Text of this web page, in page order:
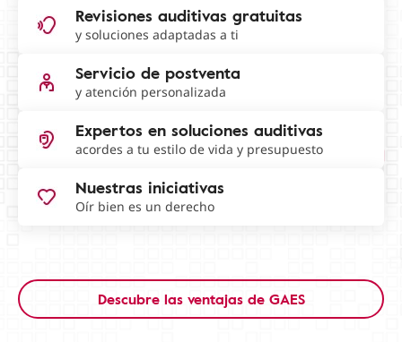
Revisiones auditivas gratuitas
y soluciones adaptadas a ti
Servicio de postventa
y atención personalizada
Expertos en soluciones auditivas
acordes a tu estilo de vida y presupuesto
Nuestras iniciativas
Oír bien es un derecho
Descubre las ventajas de GAES